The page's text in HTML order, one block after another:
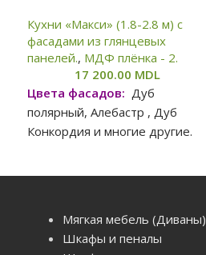
Кухни «Макси» (1.8-2.8 м) с
фасадами из глянцевых
панелей., МДФ плёнка - 2.
17 200.00 MDL
Цвета фасадов: Дуб
полярный, Алебастр , Дуб
Конкордия и многие другие.
могут отличаться в
большую или меньшую
Мягкая мебель (Диваны)
Шкафы и пеналы